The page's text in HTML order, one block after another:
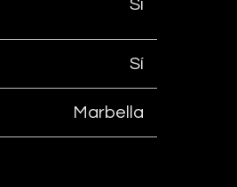
Sí
Sí
Marbella